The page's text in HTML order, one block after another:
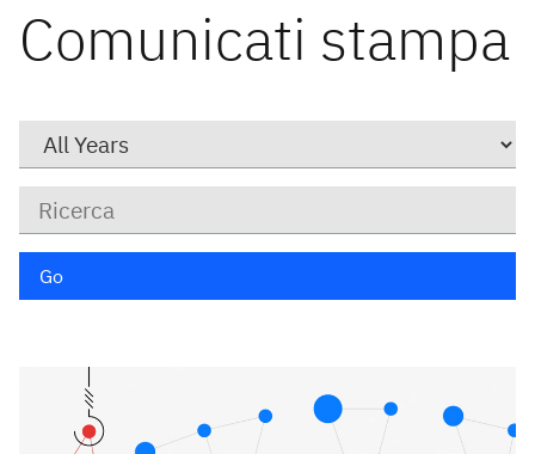
Comunicati stampa
chiave
Go